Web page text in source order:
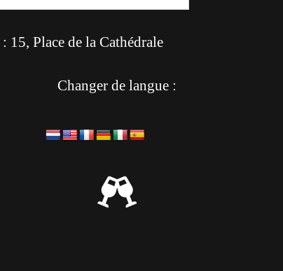
: 15, Place de la Cathédrale
Changer de langue :
